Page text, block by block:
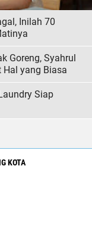
Inilah 70
Goreng, Syahrul
Hal yang Biasa
Siap
KOTA